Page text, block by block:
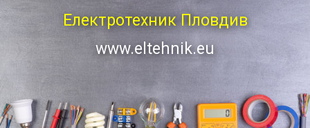
Електротехник Пловдив
www.eltehnik.eu